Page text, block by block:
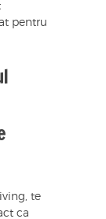
pentru
te
ca